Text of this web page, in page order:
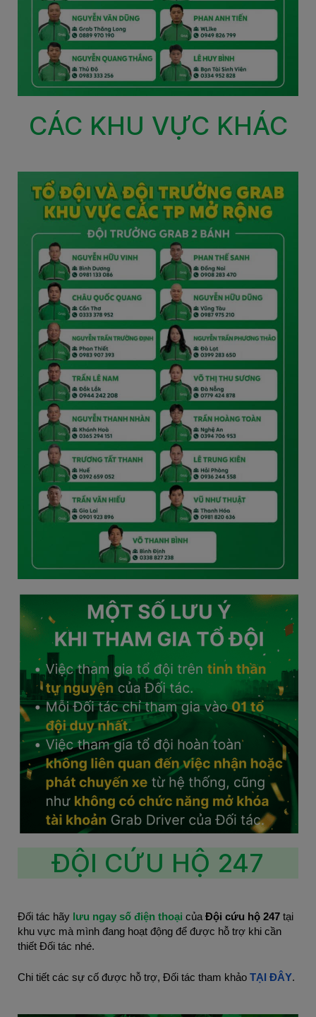
CÁC KHU VỰC KHÁC
ĐỘI CỨU HỘ 247
Đối tác hãy lưu ngay số điện thoại của Đội cứu hộ 247 tại
khu vực mà mình đang hoạt động để được hỗ trợ khi cần
thiết Đối tác nhé.
Chi tiết các sự cố được hỗ trợ, Đối tác tham khảo TẠI ĐÂY.